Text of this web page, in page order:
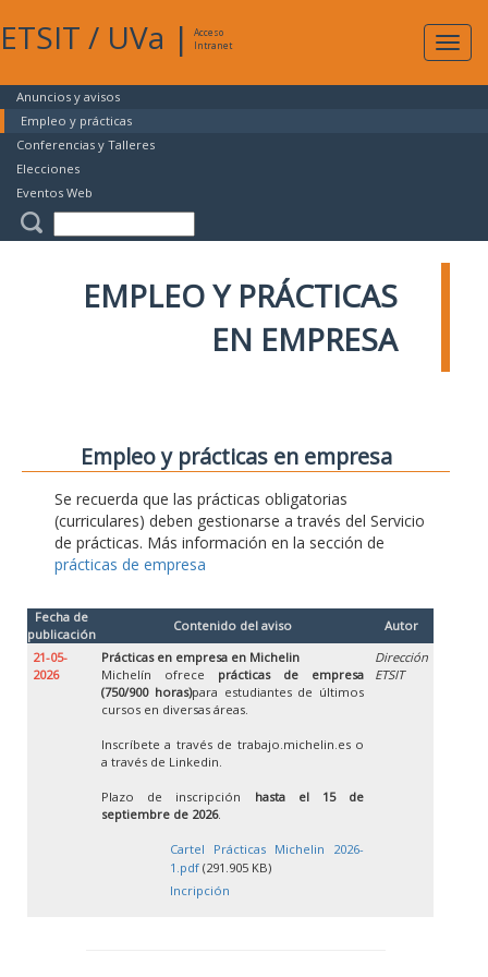
ETSIT / UVa |
Acceso
Intranet
Anuncios y avisos
Empleo y prácticas
Conferencias y Talleres
Elecciones
Eventos Web
EMPLEO Y PRÁCTICAS
EN EMPRESA
Empleo y prácticas en empresa
Se recuerda que las prácticas obligatorias
(curriculares) deben gestionarse a través del Servicio
de prácticas. Más información en la sección de
prácticas de empresa
Fecha de
publicación
Contenido del aviso
Autor
21-05-
2026
Prácticas en empresa en Michelin
Michelín ofrece prácticas de empresa
(750/900 horas)para estudiantes de últimos
cursos en diversas áreas.
Inscríbete a través de trabajo.michelin.es o
a través de Linkedin.
Plazo de inscripción hasta el 15 de
septiembre de 2026.
Cartel Prácticas Michelin 2026-
1.pdf (291.905 KB)
Incripción
Dirección
ETSIT